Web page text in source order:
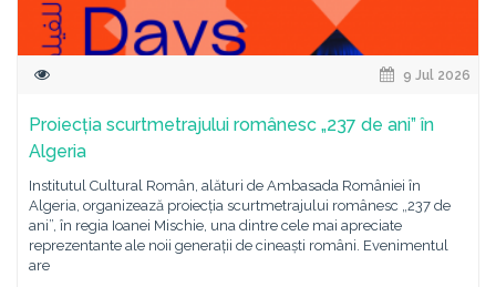
9 Jul 2026
Proiecția scurtmetrajului românesc „237 de ani” în
Algeria
Institutul Cultural Român, alături de Ambasada României în
Algeria, organizează proiecția scurtmetrajului românesc „237 de
ani”, în regia Ioanei Mischie, una dintre cele mai apreciate
reprezentante ale noii generații de cineaști români. Evenimentul
are